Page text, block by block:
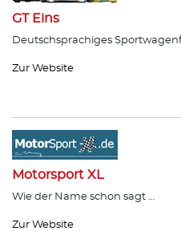
GT Eins
Deutschsprachiges
Zur Website
Motorsport XL
Wie der Name schon sagt …
Zur Website